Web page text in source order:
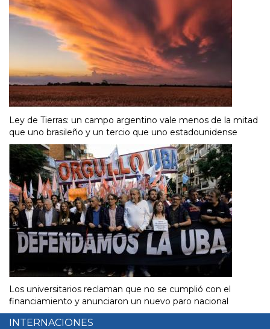
Ley de Tierras: un campo argentino vale menos de la mitad
que uno brasileño y un tercio que uno estadounidense
Los universitarios reclaman que no se cumplió con el
financiamiento y anunciaron un nuevo paro nacional
INTERNACIONES